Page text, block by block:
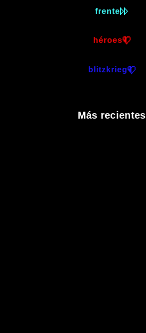
frente
héroes
blitzkrieg
Más recientes